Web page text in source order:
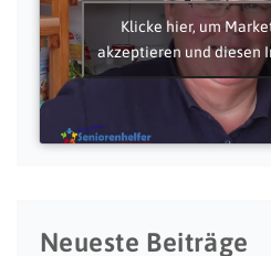
Klicke hier, um
akzeptieren und diesen
Neueste Beiträge